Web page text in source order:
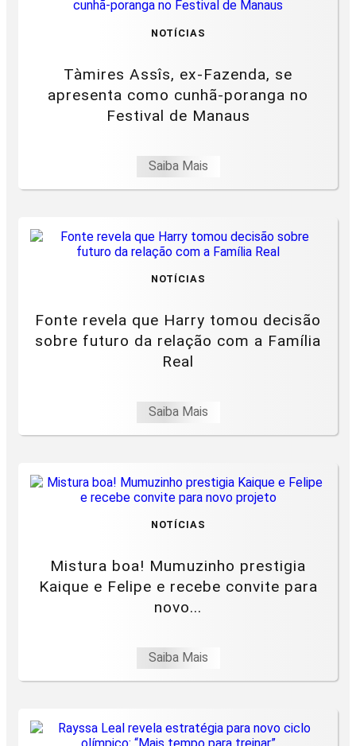
NOTÍCIAS
Tàmires Assîs, ex-Fazenda, se
apresenta como cunhã-poranga no
Festival de Manaus
Saiba Mais
NOTÍCIAS
Fonte revela que Harry tomou decisão
sobre futuro da relação com a Família
Real
Saiba Mais
NOTÍCIAS
Mistura boa! Mumuzinho prestigia
Kaique e Felipe e recebe convite para
novo...
Saiba Mais